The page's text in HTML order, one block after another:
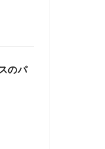
のパ